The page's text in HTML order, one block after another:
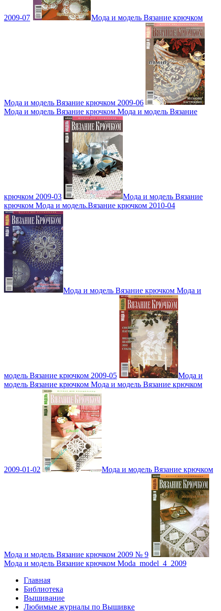
2009-07 Мода и модель Вязание крючком
Мода и модель Вязание крючком 2009-06
Мода и модель Вязание крючком Мода и модель Вязание
крючком 2009-03
Мода и модель Вязание
крючком Мода и модель.Вязание крючком 2010-04
Мода и модель Вязание крючком Мода и
модель Вязание крючком 2009-05
Мода и
модель Вязание крючком Мода и модель Вязание крючком
2009-01-02 Мода и модель Вязание крючком
Мода и модель Вязание крючком 2009 № 9
Мода и модель Вязание крючком Moda_model_4_2009
Главная
Библиотека
Вышивание
Любимые журналы по Вышивке